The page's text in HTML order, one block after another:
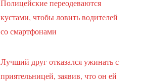
Полицейские переодеваются
кустами, чтобы ловить водителей
со смартфонами
Лучший друг отказался ужинать с
приятельницей, заявив, что он ей